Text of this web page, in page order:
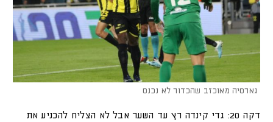
גארסיה מאוכזב שהכדור לא נכנס
דקה 20: גדי קינדה רץ עד השער אבל לא הצליח להכניע את